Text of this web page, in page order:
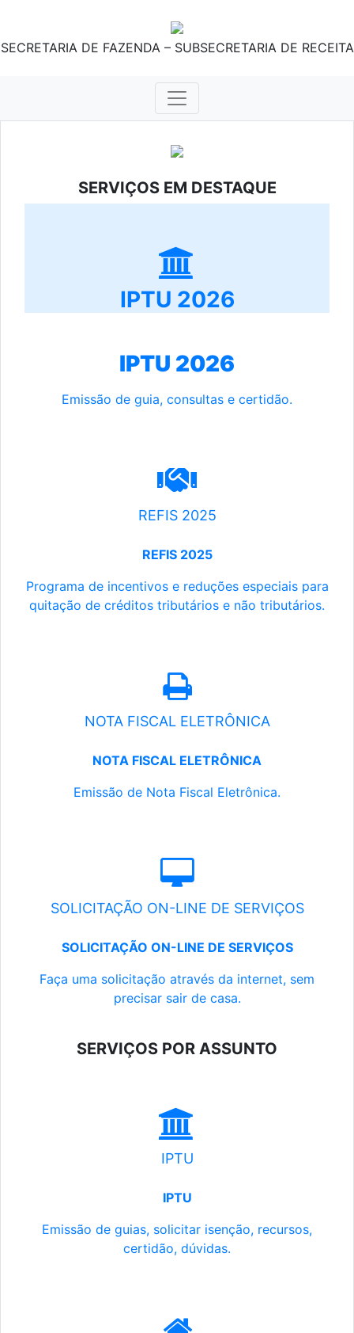
SECRETARIA DE FAZENDA – SUBSECRETARIA DE RECEITA
SERVIÇOS EM DESTAQUE
IPTU 2026
IPTU 2026
Emissão de guia, consultas e certidão.
REFIS 2025
REFIS 2025
Programa de incentivos e reduções especiais para
quitação de créditos tributários e não tributários.
NOTA FISCAL ELETRÔNICA
NOTA FISCAL ELETRÔNICA
Emissão de Nota Fiscal Eletrônica.
SOLICITAÇÃO ON-LINE DE SERVIÇOS
SOLICITAÇÃO ON-LINE DE SERVIÇOS
Faça uma solicitação através da internet, sem
precisar sair de casa.
SERVIÇOS POR ASSUNTO
IPTU
IPTU
Emissão de guias, solicitar isenção, recursos,
certidão, dúvidas.